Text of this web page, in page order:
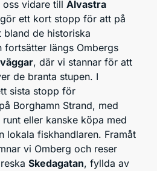
oss vidare till Alvastra
ett kort stopp för att på
bland de historiska
fortsätter längs Ombergs
, där vi stannar för att
de branta stupen. I
sista stopp för
Borghamn Strand, med
eller kanske köpa med
lokala fiskhandlaren. Framåt
vi Omberg och reser
Skedagatan, fyllda av